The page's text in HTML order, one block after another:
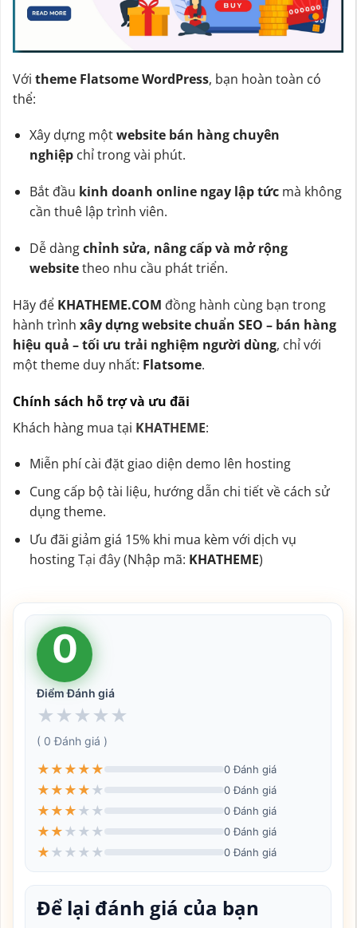
Với theme Flatsome WordPress, bạn hoàn toàn có
thể:
Xây dựng mộtwebsite bán hàng chuyên
nghiệpchỉ trong vài phút.
Bắt đầu kinh doanh online ngay lập tứcmà không
cần thuê lập trình viên.
Dễ dàngchỉnh sửa, nâng cấp và mở rộng
websitetheo nhu cầu phát triển.
Hãy để KHATHEME.COM đồng hành cùng bạn trong
hành trình xây dựng website chuẩn SEO – bán hàng
hiệu quả – tối ưu trải nghiệm người dùng, chỉ với
một theme duy nhất: Flatsome.
Chính sách hỗ trợ và ưu đãi
Khách hàng mua tại KHATHEME:
Miễn phí cài đặt giao diện demo lên hosting
Cung cấp bộ tài liệu, hướng dẫn chi tiết về cách sử
dụng theme.
Ưu đãi giảm giá 15% khi mua kèm với dịch vụ
hostingTại đây(Nhập mã: KHATHEME)
0
Điểm Đánh giá
★ ★ ★ ★ ★
( 0 Đánh giá )
★ ★ ★ ★ ★ 0 Đánh giá
★ ★ ★ ★ ★ 0 Đánh giá
★ ★ ★ ★ ★ 0 Đánh giá
★ ★ ★ ★ ★ 0 Đánh giá
★ ★ ★ ★ ★ 0 Đánh giá
Để lại đánh giá của bạn